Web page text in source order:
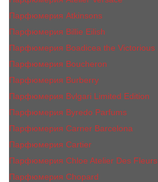
Парфюмерия Atkinsons
Парфюмерия Billie Eilish
Парфюмерия Boadicea the Victorious
Парфюмерия Boucheron
Парфюмерия Burberry
Парфюмерия Bvlgari Limited Edition
Парфюмерия Byredo Parfums
Парфюмерия Carner Barcelona
Парфюмерия Cartier
Парфюмерия Chloe Atelier Des Fleurs
Парфюмерия Сhopard